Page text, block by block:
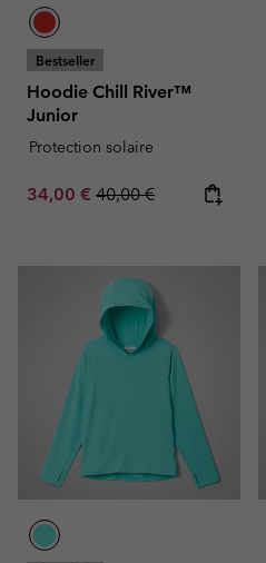
Bestseller
Hoodie Chill River™
Junior
Protection solaire
Sale price:
34,00 € Regular price:
40,00 €